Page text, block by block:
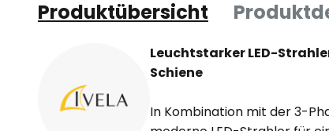
Produktübersicht
Leuchtstarker LED-
Schiene
In Kombination mit der 3-